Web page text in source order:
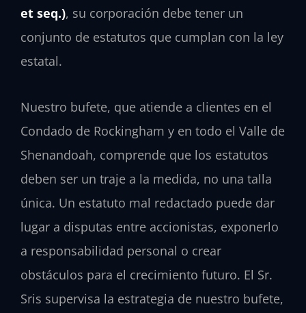
et seq.), su corporación debe tener un
conjunto de estatutos que cumplan con la ley
estatal.
Nuestro bufete, que atiende a clientes en el
Condado de Rockingham y en todo el Valle de
Shenandoah, comprende que los estatutos
deben ser un traje a la medida, no una talla
única. Un estatuto mal redactado puede dar
lugar a disputas entre accionistas, exponerlo
a responsabilidad personal o crear
obstáculos para el crecimiento futuro. El Sr.
Sris supervisa la estrategia de nuestro bufete,